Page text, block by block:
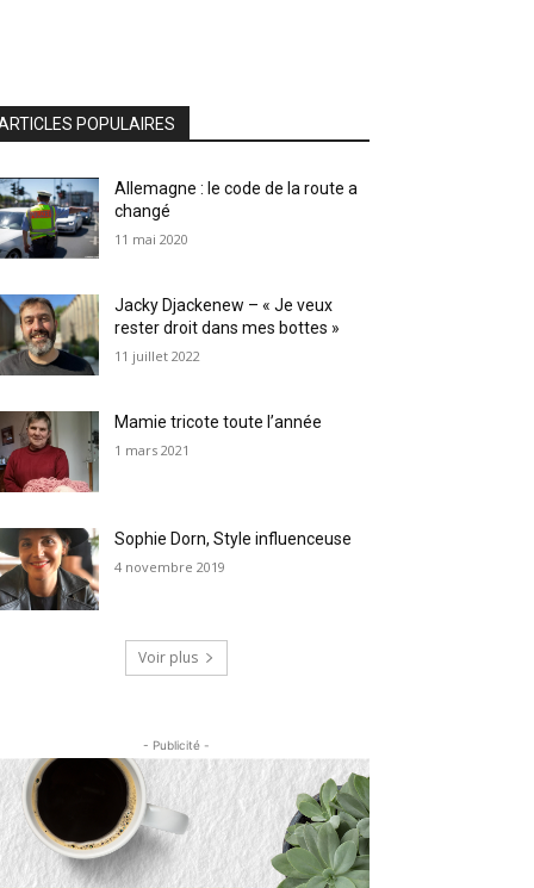
POPULAIRES
Allemagne : le code de la route a
changé
11 mai 2020
Jacky Djackenew – « Je veux
rester droit dans mes bottes »
11 juillet 2022
Mamie tricote toute l’année
1 mars 2021
Sophie Dorn, Style influenceuse
4 novembre 2019
Voir plus
- Publicité -